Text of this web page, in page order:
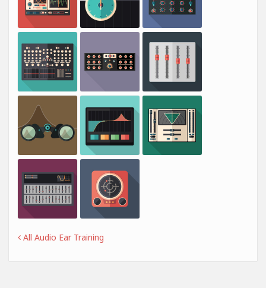
All Audio Ear Training